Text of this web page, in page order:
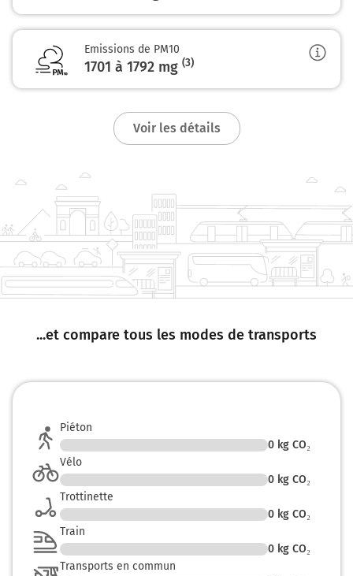
Emissions de PM10
1701 à 1792 mg (3)
Voir les détails
...et compare tous les modes de transports
Piéton
0 kg CO₂
Vélo
0 kg CO₂
Trottinette
0 kg CO₂
Train
0 kg CO₂
Transports en commun